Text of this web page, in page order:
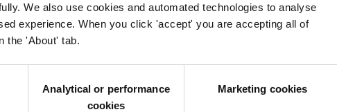
We also use cookies and automated technologies to analyse
experience. When you click 'accept' you are accepting all of
the 'About' tab.
Analytical or performance
cookies
Marketing cookies